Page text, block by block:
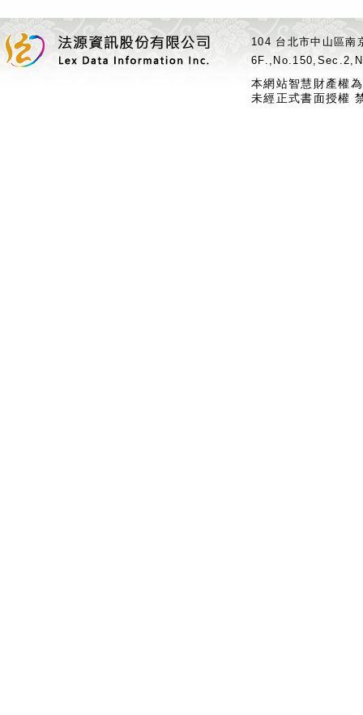
104 台北市中山區
本網站智慧財產權
未經正式書面授權